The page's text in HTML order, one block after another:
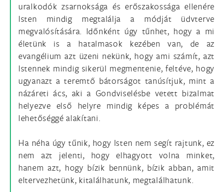
uralkodók zsarnoksága és erőszakossága ellenére
Isten mindig megtalálja a módját üdvterve
megvalósítására. Időnként úgy tűnhet, hogy a mi
életünk is a hatalmasok kezében van, de az
evangélium azt üzeni nekünk, hogy ami számít, azt
Istennek mindig sikerül megmentenie, feltéve, hogy
ugyanazt a teremtő bátorságot tanúsítjuk, mint a
názáreti ács, aki a Gondviselésbe vetett bizalmat
helyezve első helyre mindig képes a problémát
lehetőséggé alakítani.
Ha néha úgy tűnik, hogy Isten nem segít rajtunk, ez
nem azt jelenti, hogy elhagyott volna minket,
hanem azt, hogy bízik bennünk, bízik abban, amit
eltervezhetünk, kitalálhatunk, megtalálhatunk.